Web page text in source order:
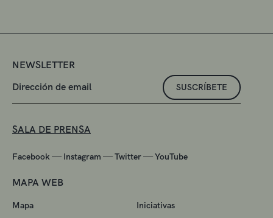
NEWSLETTER
SUSCRÍBETE
SALA DE PRENSA
Facebook — Instagram —Twitter—YouTube
MAPA WEB
Mapa
Iniciativas